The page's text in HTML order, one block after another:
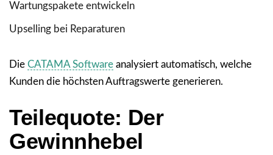
Wartungspakete entwickeln
Upselling bei Reparaturen
Die CATAMA Software analysiert automatisch, welche
Kunden die höchsten Auftragswerte generieren.
Teilequote: Der
Gewinnhebel